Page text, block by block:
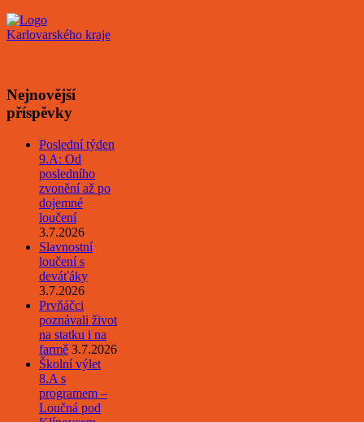
Nejnovější
příspěvky
Poslední týden
9.A: Od
posledního
zvonění až po
dojemné
loučení
3.7.2026
Slavnostní
loučení s
deváťáky
3.7.2026
Prvňáčci
poznávali život
na statku i na
farmě 3.7.2026
Školní výlet
8.A s
programem –
Loučná pod